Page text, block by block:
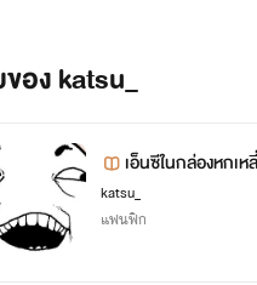
อง katsu_
เอ็นซีในกล่องหกเ
katsu_
แฟนฟิก